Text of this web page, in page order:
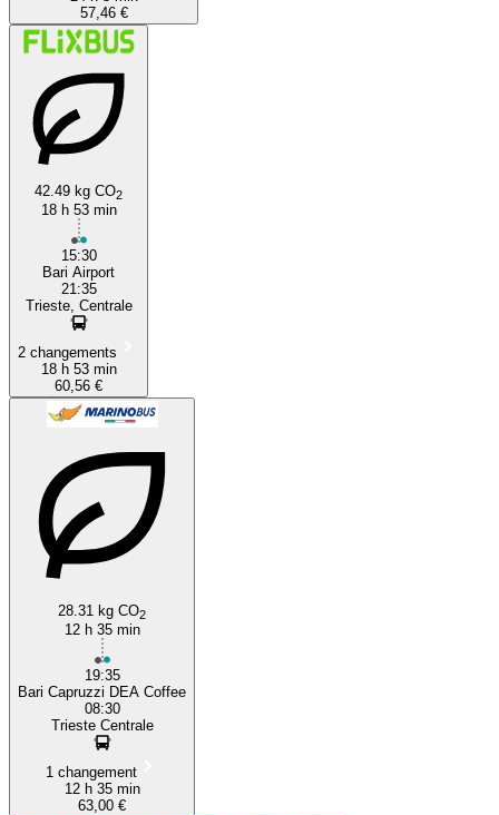
57,46 €
42.49 kg CO2
18 h 53 min
15:30
Bari Airport
21:35
Trieste, Centrale
2 changements
18 h 53 min
60,56 €
28.31 kg CO2
12 h 35 min
19:35
Bari Capruzzi DEA Coffee
08:30
Trieste Centrale
1 changement
12 h 35 min
63,00 €